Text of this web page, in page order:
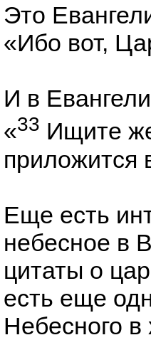
Это
«Ибо вот,
И в
«33 Ищите
приложится
Еще есть
небесное в
цитаты о
есть еще
Небесного в